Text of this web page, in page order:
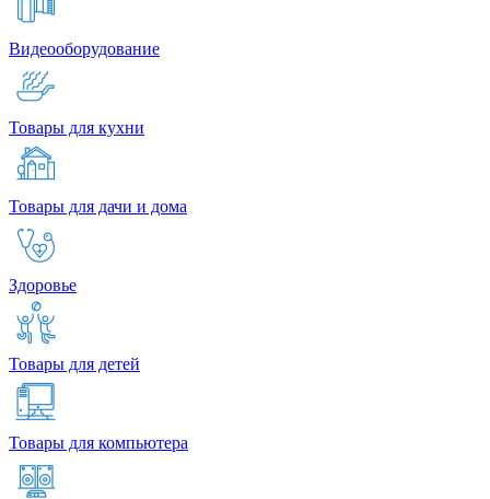
Видеооборудование
Товары для кухни
Товары для дачи и дома
Здоровье
Товары для детей
Товары для компьютера